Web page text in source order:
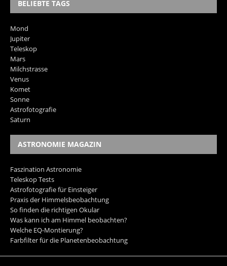
BELIEBTE TAGS
Mond
Jupiter
Teleskop
Mars
Milchstrasse
Venus
Komet
Sonne
Astrofotografie
Saturn
ASTRONOMIE MAGAZIN
Faszination Astronomie
Teleskop Tests
Astrofotografie für Einsteiger
Praxis der Himmelsbeobachtung
So finden die richtigen Okular
Was kann ich am Himmel beobachten?
Welche EQ-Montierung?
Farbfilter für die Planetenbeobachtung